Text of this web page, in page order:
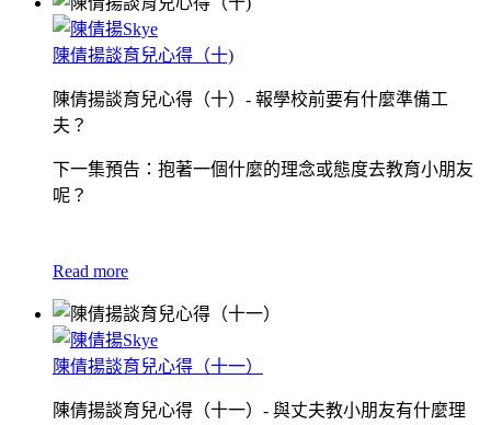
陳倩揚談育兒心得（十)
陳倩揚談育兒心得（十）- 報學校前要有什麼準備工
夫？
下一集預告：抱著一個什麼的理念或態度去教育小朋友
呢？
Read more
陳倩揚談育兒心得（十一）
陳倩揚談育兒心得（十一）- 與丈夫教小朋友有什麼理